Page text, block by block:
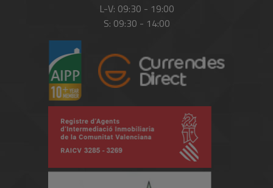
L-V: 09:30 - 19:00
S: 09:30 - 14:00